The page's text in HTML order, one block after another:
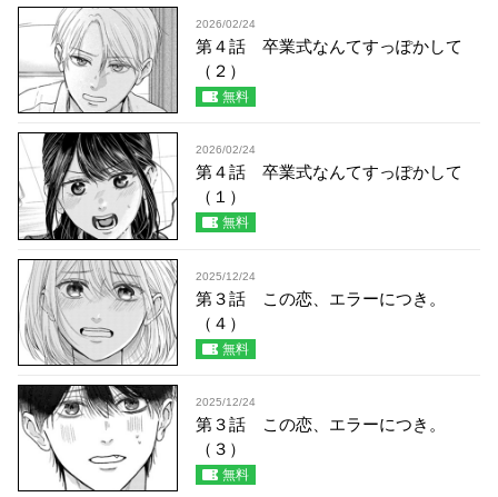
2026/02/24
第４話 卒業式なんてすっぽかして
（２）
無料
2026/02/24
第４話 卒業式なんてすっぽかして
（１）
無料
2025/12/24
第３話 この恋、エラーにつき。
（４）
無料
2025/12/24
第３話 この恋、エラーにつき。
（３）
無料